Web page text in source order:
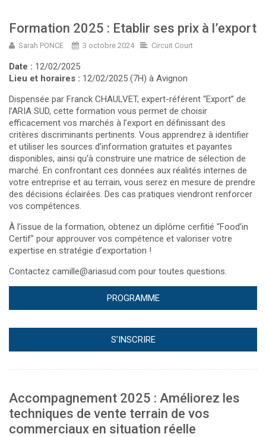
Formation 2025 : Etablir ses prix à l’export
Sarah PONCE 3 octobre 2024 Circuit Court
Date : 12/02/2025
Lieu et horaires : 12/02/2025 (7H) à Avignon
Dispensée par Franck CHAULVET, expert-référent “Export” de
l’ARIA SUD, cette formation vous permet de choisir
efficacement vos marchés à l’export en définissant des
critères discriminants pertinents. Vous apprendrez à identifier
et utiliser les sources d’information gratuites et payantes
disponibles, ainsi qu’à construire une matrice de sélection de
marché. En confrontant ces données aux réalités internes de
votre entreprise et au terrain, vous serez en mesure de prendre
des décisions éclairées. Des cas pratiques viendront renforcer
vos compétences.
À l’issue de la formation, obtenez un diplôme cerfitié “Food’in
Certif” pour approuver vos compétence et valoriser votre
expertise en stratégie d’exportation !
Contactez camille@ariasud.com pour toutes questions.
PROGRAMME
S’INSCRIRE
Accompagnement 2025 : Améliorez les
techniques de vente terrain de vos
commerciaux en situation réelle